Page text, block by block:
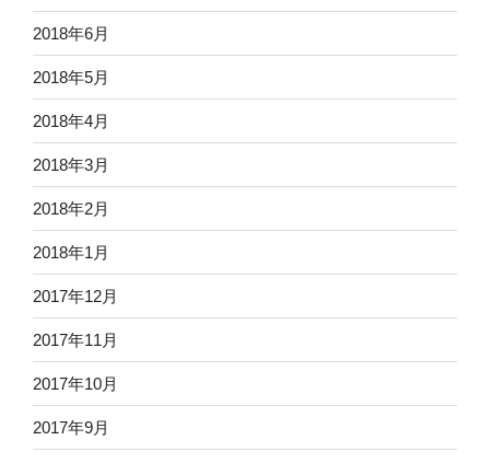
2018年6月
2018年5月
2018年4月
2018年3月
2018年2月
2018年1月
2017年12月
2017年11月
2017年10月
2017年9月